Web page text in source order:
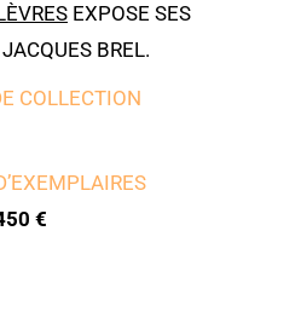
EXPOSE SES
BREL.
COLLECTION
€